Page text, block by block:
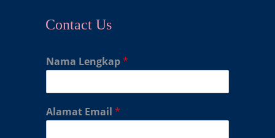
Contact Us
Nama Lengkap*
Alamat Email *